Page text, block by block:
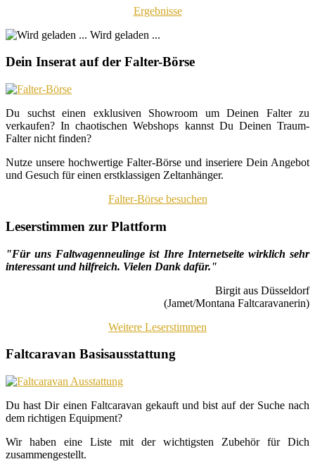
Ergebnisse
Wird geladen ...
Dein Inserat auf der Falter-Börse
Du suchst einen exklusiven Showroom um Deinen Falter zu
verkaufen? In chaotischen Webshops kannst Du Deinen Traum-
Falter nicht finden?
Nutze unsere hochwertige Falter-Börse und inseriere Dein Angebot
und Gesuch für einen erstklassigen Zeltanhänger.
Falter-Börse besuchen
Leserstimmen zur Plattform
"Für uns Faltwagenneulinge ist Ihre Internetseite wirklich sehr
interessant und hilfreich. Vielen Dank dafür."
Birgit aus Düsseldorf
(Jamet/Montana Faltcaravanerin)
Weitere Leserstimmen
Faltcaravan Basisausstattung
Du hast Dir einen Faltcaravan gekauft und bist auf der Suche nach
dem richtigen Equipment?
Wir haben eine Liste mit der wichtigsten Zubehör für Dich
zusammengestellt.